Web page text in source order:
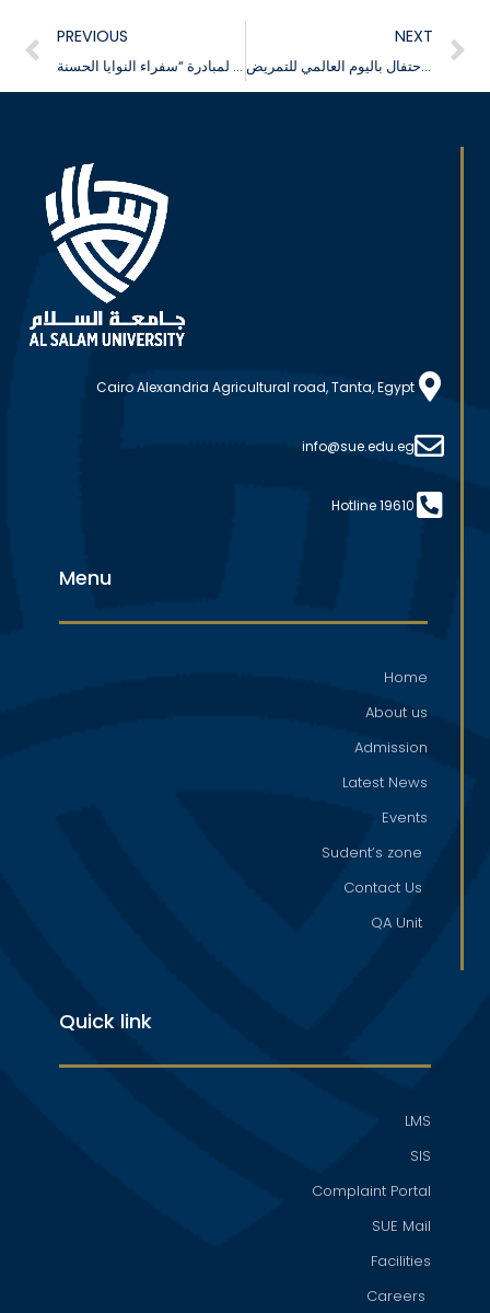
PREVIOUS
جامعة السلام تشارك في الملتقى القمي الثاني عشر للطالب والطالبة المثاليين والملتقى القمي الخامس لمبادرة “سفراء النوايا الحسنة”
NEXT
تنظيم فعالية الاحتفال باليوم العالمي للتمريض
Cairo Alexandria Agricultural road, Tanta, Egypt
info@sue.edu.eg
Hotline 19610
Menu
Home
About us
Admission
Latest News
Events
Sudent’s zone
Contact Us
QA Unit
Quick link
LMS
SIS
Complaint Portal
SUE Mail
Facilities
Careers